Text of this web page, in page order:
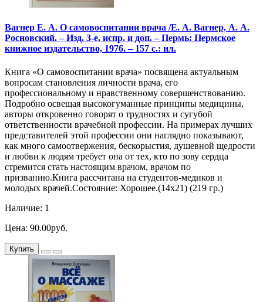
Вагнер Е. А. О самовоспитании врача /Е. А. Вагнер, А. А.
Росновский. – Изд. 3-е, испр. и доп. – Пермь: Пермское
книжное издательство, 1976. – 157 с.: ил.
Книга «О самовоспитании врача» посвящена актуальным
вопросам становления личности врача, его
профессиональному и нравственному совершенствованию.
Подробно освещая высокогуманные принципы медицины,
авторы откровенно говорят о трудностях и сугубой
ответственности врачебной профессии. На примерах лучших
представителей этой профессии они наглядно показывают,
как много самоотвержения, бескорыстия, душевной щедрости
и любви к людям требует она от тех, кто по зову сердца
стремится стать настоящим врачом, врачом по
призванию.Книга рассчитана на студентов-медиков и
молодых врачей.Состояние: Хорошее.(14х21) (219 гр.)
Наличие: 1
Цена: 90.00руб.
Купить